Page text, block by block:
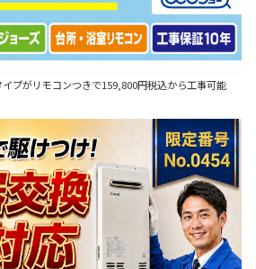
プがリモコンつきで159,800円税込から工事可能